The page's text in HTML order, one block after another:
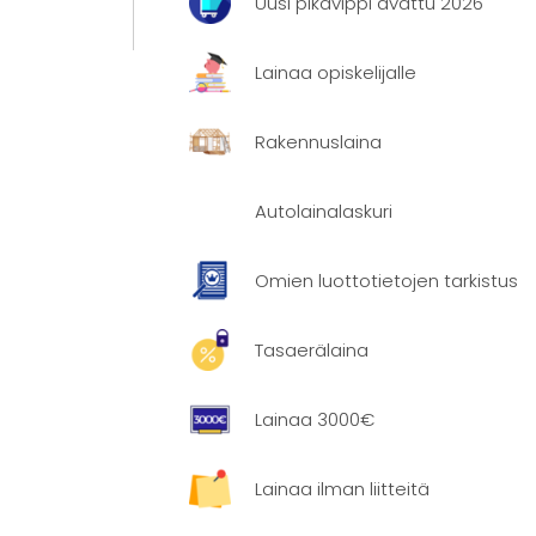
Lainaa opiskelijalle
Rakennuslaina
Autolainalaskuri
Omien luottotietojen tarkistus
Tasaerälaina
Lainaa 3000€
Lainaa ilman liitteitä